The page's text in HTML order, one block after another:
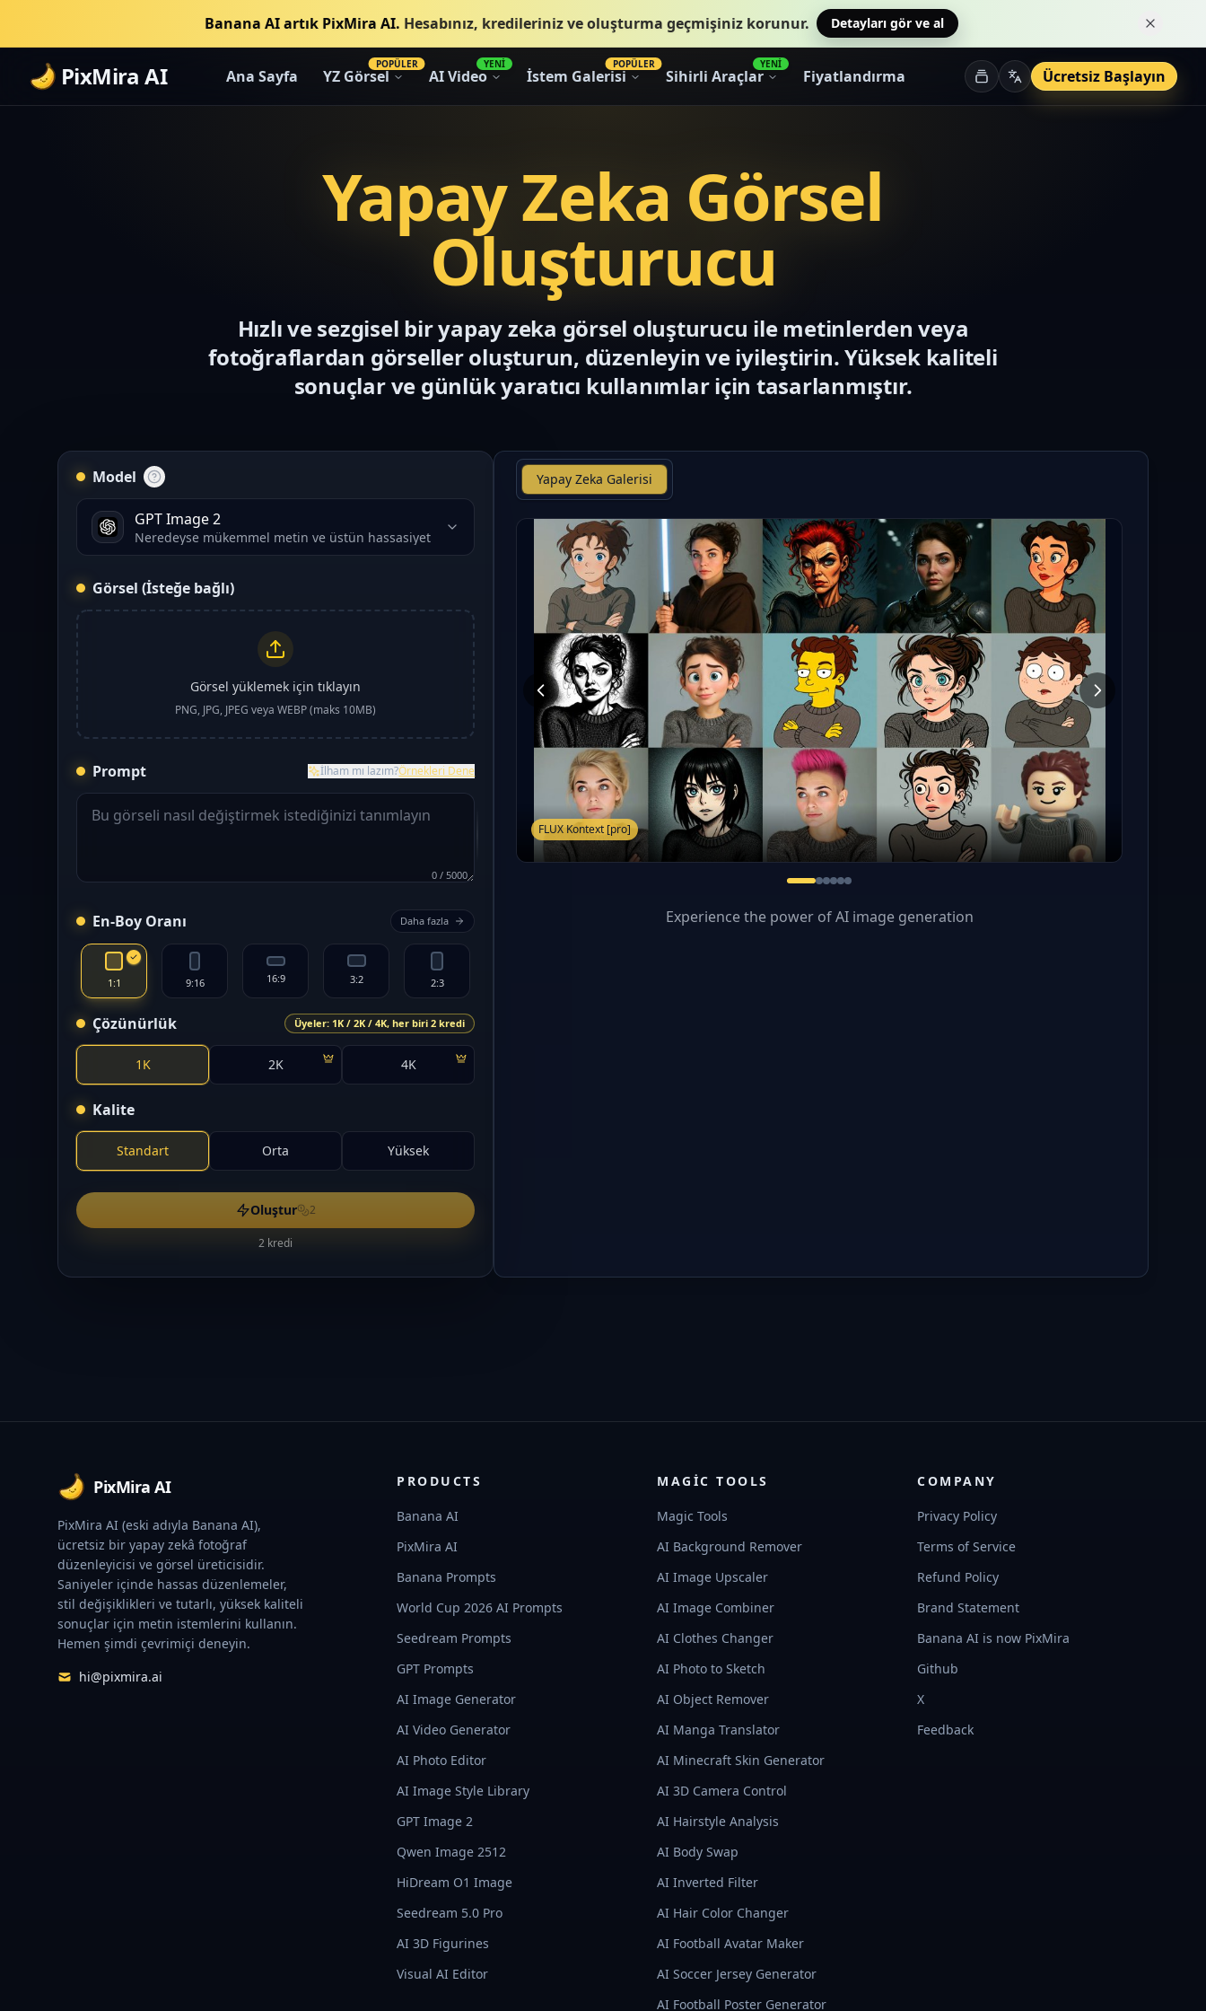
Banana AI artık PixMira AI. Hesabınız, kredileriniz ve oluşturma geçmişiniz korunur. Detayları gör ve al Bu
PixMira AI Ana Sayfa YZ Görsel
POPÜLER
AI Video
YENİ
İstem Galerisi
POPÜLER
Sihirli Araçlar
YENİ
Fiyatlandırma Ücretsiz Başlayın
Yapay Zeka Görsel
Oluşturucu
Hızlı ve sezgisel bir yapay zeka görsel oluşturucu ile metinlerden veya
fotoğraflardan görseller oluşturun, düzenleyin ve iyileştirin. Yüksek kaliteli
sonuçlar ve günlük yaratıcı kullanımlar için tasarlanmıştır.
Model
GPT Image 2
Neredeyse mükemmel metin ve üstün hassasiyet
Görsel (İsteğe bağlı)
Görsel yüklemek için tıklayın
PNG, JPG, JPEG veya WEBP (maks 10MB)
Prompt İlham mı lazım?Örnekleri Dene
0 /5000
En-Boy Oranı Daha fazla
1:1 9:16 16:9 3:2 2:3
Çözünürlük Üyeler: 1K / 2K / 4K, her biri 2 kredi
1K 2K 4K
Kalite
Standart Orta Yüksek
Oluştur 2
2 kredi
Yapay Zeka Galerisi
FLUX Kontext [pro]
Experience the power of AI image generation
Footer
PixMira AI
PixMira AI (eski adıyla Banana AI),
ücretsiz bir yapay zekâ fotoğraf
düzenleyicisi ve görsel üreticisidir.
Saniyeler içinde hassas düzenlemeler,
stil değişiklikleri ve tutarlı, yüksek kaliteli
sonuçlar için metin istemlerini kullanın.
Hemen şimdi çevrimiçi deneyin.
hi@pixmira.ai
PRODUCTS
Banana AI
PixMira AI
Banana Prompts
World Cup 2026 AI Prompts
Seedream Prompts
GPT Prompts
AI Image Generator
AI Video Generator
AI Photo Editor
AI Image Style Library
GPT Image 2
Qwen Image 2512
HiDream O1 Image
Seedream 5.0 Pro
AI 3D Figurines
Visual AI Editor
MAGIC TOOLS
Magic Tools
AI Background Remover
AI Image Upscaler
AI Image Combiner
AI Clothes Changer
AI Photo to Sketch
AI Object Remover
AI Manga Translator
AI Minecraft Skin Generator
AI 3D Camera Control
AI Hairstyle Analysis
AI Body Swap
AI Inverted Filter
AI Hair Color Changer
AI Football Avatar Maker
AI Soccer Jersey Generator
AI Football Poster Generator
COMPANY
Privacy Policy
Terms of Service
Refund Policy
Brand Statement
Banana AI is now PixMira
Github
X
Feedback